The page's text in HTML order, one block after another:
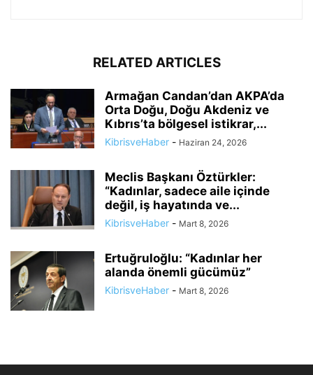
RELATED ARTICLES
Armağan Candan’dan AKPA’da
Orta Doğu, Doğu Akdeniz ve
Kıbrıs’ta bölgesel istikrar,...
KibrisveHaber - Haziran 24, 2026
Meclis Başkanı Öztürkler:
“Kadınlar, sadece aile içinde
değil, iş hayatında ve...
KibrisveHaber - Mart 8, 2026
Ertuğruloğlu: “Kadınlar her
alanda önemli gücümüz”
KibrisveHaber - Mart 8, 2026